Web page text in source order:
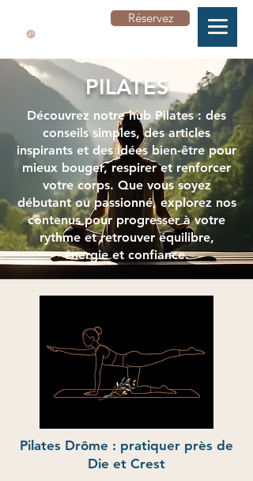
Réservez
PILATES
Découvrez notre hub Pilates : des
conseils simples, des articles
inspirants et des idées bien-être pour
mieux bouger, respirer et renforcer
votre corps. Que vous soyez
débutant ou passionné, explorez nos
contenus pour progresser à votre
rythme et retrouver équilibre,
énergie et confiance.
Pilates Drôme : pratiquer près de
Die et Crest